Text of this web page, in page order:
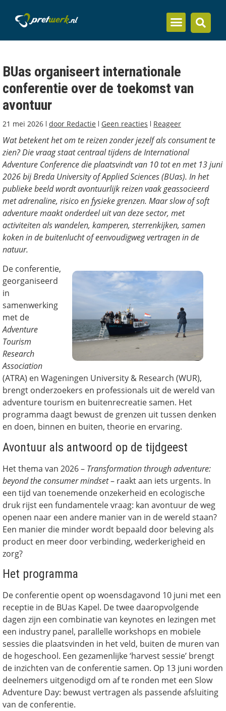
BUas organiseert internationale
conferentie over de toekomst van
avontuur
21 mei 2026 door Redactie Geen reacties Reageer
Wat betekent het om te reizen zonder jezelf als consument te
zien? Die vraag staat centraal tijdens de International
Adventure Conference die plaatsvindt van 10 tot en met 13 juni
2026 bij Breda University of Applied Sciences (BUas). In het
publieke beeld wordt avontuurlijk reizen vaak geassocieerd
met adrenaline, risico en fysieke grenzen. Maar slow of soft
adventure maakt onderdeel uit van deze sector, met
activiteiten als wandelen, kamperen, sterrenkijken, samen
koken in de buitenlucht of eenvoudigweg vertragen in de
natuur.
De conferentie,
georganiseerd
in
samenwerking
met de
Adventure
Tourism
Research
Association
(ATRA) en Wageningen University & Research (WUR),
brengt onderzoekers en professionals uit de wereld van
adventure tourism en buitenrecreatie samen. Het
programma daagt bewust de grenzen uit tussen denken
en doen, binnen en buiten, theorie en ervaring.
Avontuur als antwoord op de tijdgeest
Het thema van 2026 – Transformation through adventure:
beyond the consumer mindset– raakt aan iets urgents. In
een tijd van toenemende onzekerheid en ecologische
druk rijst een fundamentele vraag: kan avontuur de weg
openen naar een andere manier van in de wereld staan?
Een manier die minder wordt bepaald door beleving als
product en meer door verbinding, wederkerigheid en
zorg?
Het programma
De conferentie opent op woensdagavond 10 juni met een
receptie in de BUas Kapel. De twee daaropvolgende
dagen zijn een combinatie van keynotes en lezingen met
een industry panel, parallelle workshops en mobiele
sessies die plaatsvinden in het veld, buiten de muren van
de hogeschool. Een gezamenlijke ‘harvest sessie’ brengt
de inzichten van de conferentie samen. Op 13 juni worden
deelnemers uitgenodigd om af te ronden met een Slow
Adventure Day: bewust vertragen als passende afsluiting
van de conferentie.